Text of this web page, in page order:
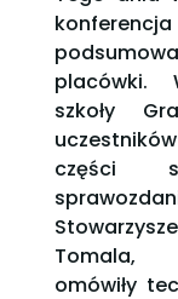
placówki.
szkoły
części
Tomala,
omówiły